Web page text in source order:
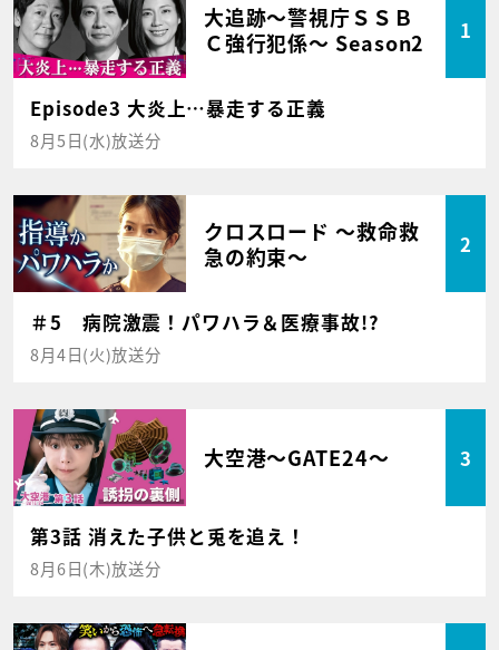
大追跡～警視庁ＳＳＢ
Ｃ強行犯係～ Season2
1
Episode3 大炎上…暴走する正義
8月5日(水)放送分
クロスロード ～救命救
急の約束～
2
＃5 病院激震！パワハラ＆医療事故!?
8月4日(火)放送分
大空港～GATE24～ 3
第3話 消えた子供と兎を追え！
8月6日(木)放送分